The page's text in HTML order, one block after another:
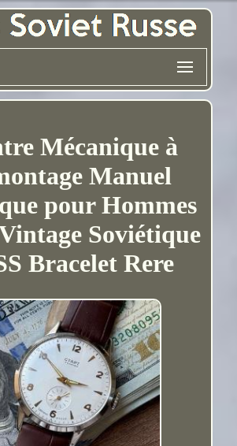
Mécanique à
Manuel
pour Hommes
Soviétique
Bracelet Rere